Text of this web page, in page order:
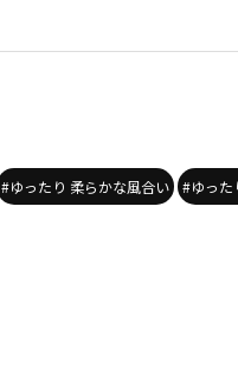
#ゆったり 柔らかな風合い #ゆった